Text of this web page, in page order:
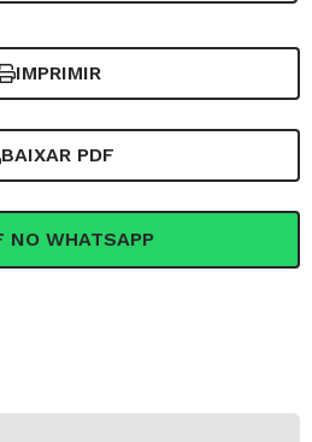
IMPRIMIR
BAIXAR PDF
NO WHATSAPP